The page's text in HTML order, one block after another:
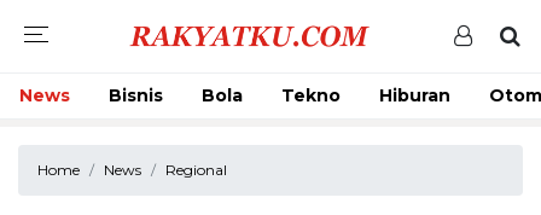
News Bisnis Bola Tekno Hiburan
Home News Regional